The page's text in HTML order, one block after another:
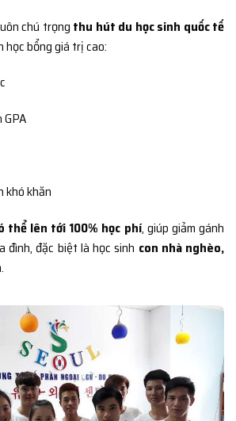
chú trọng thu hút du học sinh quốc tế
học bổng giá trị cao:
khó khăn
thể lên tới 100% học phí, giúp giảm gánh
đình, đặc biệt là học sinh con nhà nghèo,
.